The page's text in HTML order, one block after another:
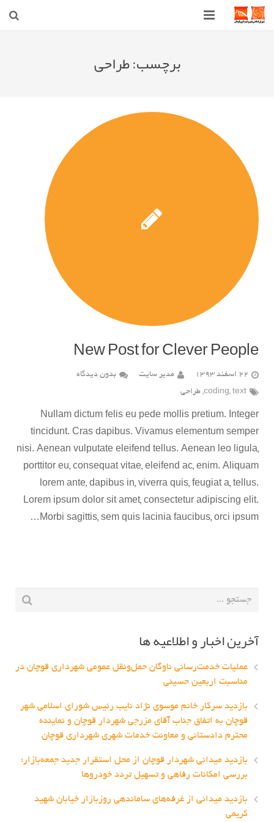
ارتباط با ما
برچسب:طراحی
New Post for Clever People
22 اسفند 1393 مدیر سایت
بدون دیدگاه
coding, text
, طراحی
Nullam dictum felis eu pede mollis pretium. Integer
tincidunt. Cras dapibus. Vivamus elementum semper
nisi. Aenean vulputate eleifend tellus. Aenean leo ligula,
porttitor eu, consequat vitae, eleifend ac, enim. Aliquam
lorem ante, dapibus in, viverra quis, feugiat a, tellus.
Lorem ipsum dolor sit amet, consectetur adipiscing elit.
Morbi sagittis, sem quis lacinia faucibus, orci ipsum…
آخرین اخبار و اطلاعیه ها
عملیات خدمت‌رسانی ناوگان حمل‌ونقل عمومی شهرداری قوچان در
مناسبت اربعین حسینی
بازدید سرکار خانم موسوی نژاد نایب رئیس شورای اسلامی شهر
قوچان به اتفاق جناب آقای مزرجی شهردار قوچان و نماینده
محترم دادستانی و معاونت خدمات شهری شهرداری قوچان
بازدید میدانی شهردار قوچان از محل استقرار جدید جمعه‌بازار؛
بررسی امکانات رفاهی و تسهیل تردد خودروها
بازدید میدانی از غرفه‌های ساماندهی روزبازار خیابان شهید
کریمی